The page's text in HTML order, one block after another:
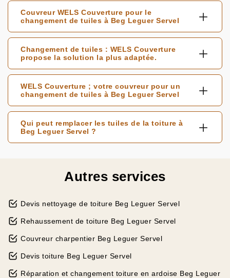
Couvreur WELS Couverture pour le
changement de tuiles à Beg Leguer Servel
Changement de tuiles : WELS Couverture
propose la solution la plus adaptée.
WELS Couverture ; votre couvreur pour un
changement de tuiles à Beg Leguer Servel
Qui peut remplacer les tuiles de la toiture à
Beg Leguer Servel ?
Autres services
Devis nettoyage de toiture Beg Leguer Servel
Rehaussement de toiture Beg Leguer Servel
Couvreur charpentier Beg Leguer Servel
Devis toiture Beg Leguer Servel
Réparation et changement toiture en ardoise Beg Leguer